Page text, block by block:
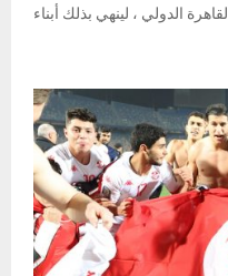
الدولي ، لينهي بذلك أبناء